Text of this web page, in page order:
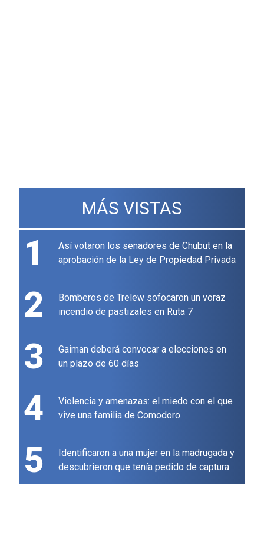
MÁS VISTAS
1
Así votaron los senadores de Chubut en la
aprobación de la Ley de Propiedad Privada
2
Bomberos de Trelew sofocaron un voraz
incendio de pastizales en Ruta 7
3
Gaiman deberá convocar a elecciones en
un plazo de 60 días
4
Violencia y amenazas: el miedo con el que
vive una familia de Comodoro
5
Identificaron a una mujer en la madrugada y
descubrieron que tenía pedido de captura